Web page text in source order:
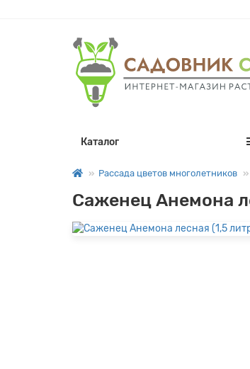
Каталог
Рассада цветов многолетников
Саженец Анемона